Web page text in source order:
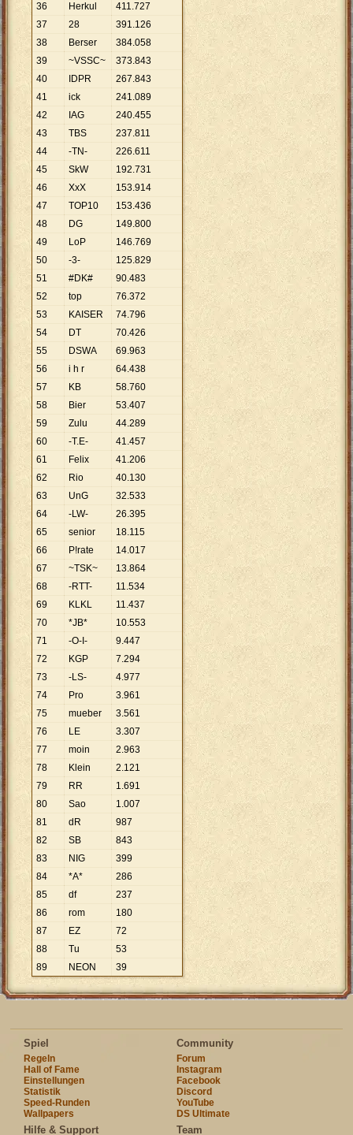
36
Herkul 411.727
37
28 391.126
38
Berser 384.058
39
~VSSC~ 373.843
40
IDPR 267.843
41
ick 241.089
42
IAG 240.455
43
TBS 237.811
44
-TN- 226.611
45
SkW 192.731
46
XxX 153.914
47
TOP10 153.436
48
DG 149.800
49
LoP 146.769
50
-3- 125.829
51
#DK# 90.483
52
top 76.372
53
KAISER 74.796
54
DT 70.426
55
DSWA 69.963
56
i h r 64.438
57
KB 58.760
58
Bier 53.407
59
Zulu 44.289
60
-T.E- 41.457
61
Felix 41.206
62
Rio 40.130
63
UnG 32.533
64
-LW- 26.395
65
senior 18.115
66
P!rate 14.017
67
~TSK~ 13.864
68
-RTT- 11.534
69
KLKL 11.437
70
*JB* 10.553
71
-O-I- 9.447
72
KGP 7.294
73
-LS- 4.977
74
Pro 3.961
75
mueber 3.561
76
LE 3.307
77
moin 2.963
78
Klein 2.121
79
RR 1.691
80
Sao 1.007
81
dR
987
82
SB
843
83
NIG
399
84
*A*
286
85
df
237
86
rom
180
87
EZ
72
88
Tu
53
89
NEON 39
Spiel
Regeln
Hall of Fame
Einstellungen
Statistik
Speed-Runden
Wallpapers
Community
Forum
Instagram
Facebook
Discord
YouTube
DS Ultimate
Hilfe & Support Team